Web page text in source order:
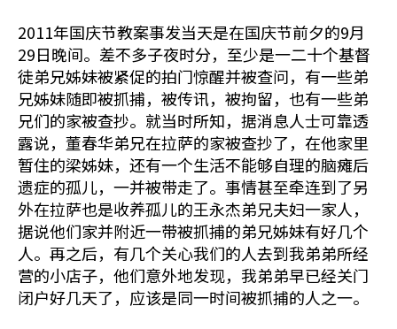
2011年国庆节教案事发当天是在国庆节前夕的9月
29日晚间。差不多子夜时分，至少是一二十个基督
徒弟兄姊妹被紧促的拍门惊醒并被查问，有一些弟
兄姊妹随即被抓捕，被传讯，被拘留，也有一些弟
兄们的家被查抄。就当时所知，据消息人士可靠透
露说，董春华弟兄在拉萨的家被查抄了，在他家里
暂住的梁姊妹，还有一个生活不能够自理的脑瘫后
遗症的孤儿，一并被带走了。事情甚至牵连到了另
外在拉萨也是收养孤儿的王永杰弟兄夫妇一家人，
据说他们家并附近一带被抓捕的弟兄姊妹有好几个
人。再之后，有几个关心我们的人去到我弟弟所经
营的小店子，他们意外地发现，我弟弟早已经关门
闭户好几天了，应该是同一时间被抓捕的人之一。